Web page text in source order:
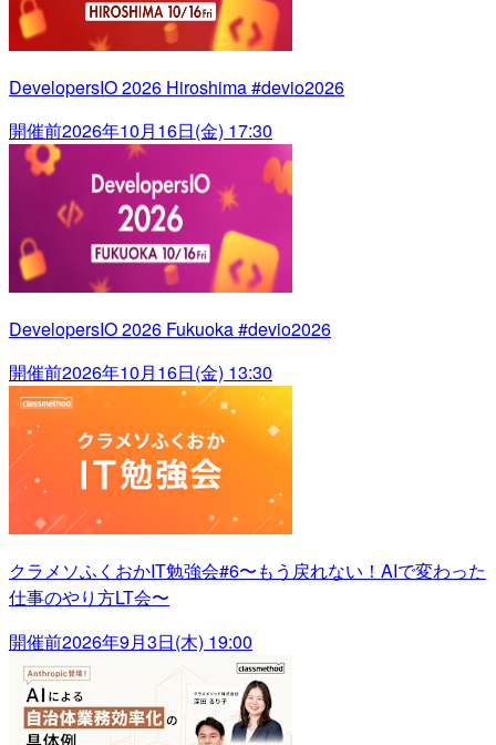
DevelopersIO 2026 Hiroshima #devio2026
開催前2026年10月16日(金) 17:30
DevelopersIO 2026 Fukuoka #devio2026
開催前2026年10月16日(金) 13:30
クラメソふくおかIT勉強会#6〜もう戻れない！AIで変わった
仕事のやり方LT会〜
開催前2026年9月3日(木) 19:00